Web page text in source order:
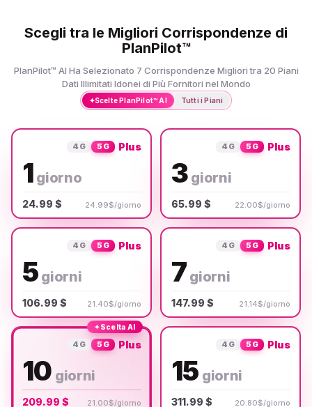
Scegli tra le Migliori Corrispondenze di
PlanPilot™
PlanPilot™ AI Ha Selezionato 7 Corrispondenze Migliori tra 20 Piani
Dati Illimitati Idonei di Più Fornitori nel Mondo
✦Scelte PlanPilot™ AI Tutti i Piani
4G 5G Plus
1 giorno
24.99 $ 24.99$/giorno
4G 5G Plus
3 giorni
65.99 $ 22.00$/giorno
4G 5G Plus
5 giorni
106.99 $ 21.40$/giorno
4G 5G Plus
7 giorni
147.99 $ 21.14$/giorno
✦Scelta AI
4G 5G Plus
10 giorni
209.99 $ 21.00$/giorno
4G 5G Plus
15 giorni
311.99 $ 20.80$/giorno